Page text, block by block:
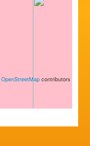
OpenStreetMap contributors